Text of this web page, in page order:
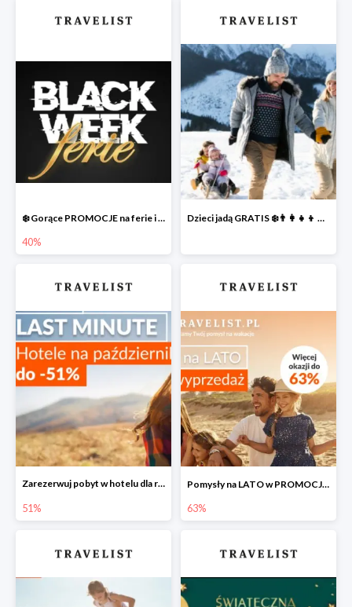
❄️ Gorące PROMOCJE na ferie i nie tylko
40%
Dzieci jadą GRATIS ❄️👨‍👩‍👧‍👦 NOWE okazje
Zarezerwuj pobyt w hotelu dla rodziny do -51% taniej
51%
Pomysły na LATO w PROMOCJI do -63% ☀️
63%